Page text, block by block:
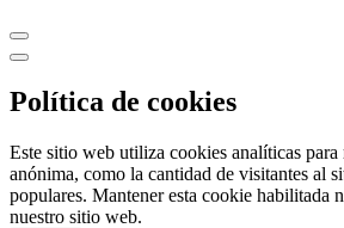
Política de cookies
Este sitio web utiliza cookies analíticas
anónima, como la cantidad de visitantes al
populares. Mantener esta cookie habilitada
nuestro sitio web.